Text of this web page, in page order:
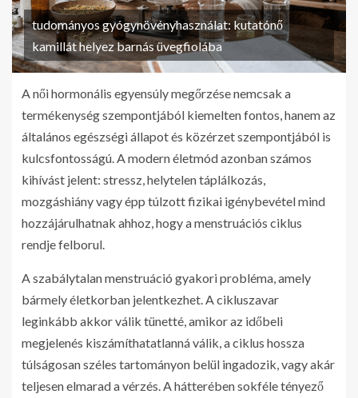
tudományos gyógynövényhasználat: kutatónő
kamillát helyez barnás üvegfiolába
A női hormonális egyensúly megőrzése nemcsak a
termékenység szempontjából kiemelten fontos, hanem az
általános egészségi állapot és közérzet szempontjából is
kulcsfontosságú. A modern életmód azonban számos
kihívást jelent: stressz, helytelen táplálkozás,
mozgáshiány vagy épp túlzott fizikai igénybevétel mind
hozzájárulhatnak ahhoz, hogy a menstruációs ciklus
rendje felborul.
A szabálytalan menstruáció gyakori probléma, amely
bármely életkorban jelentkezhet. A cikluszavar
leginkább akkor válik tünetté, amikor az időbeli
megjelenés kiszámíthatatlanná válik, a ciklus hossza
túlságosan széles tartományon belül ingadozik, vagy akár
teljesen elmarad a vérzés. A hátterében sokféle tényező